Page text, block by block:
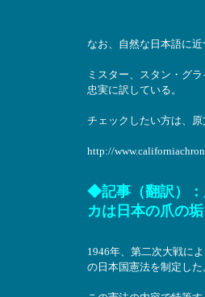
なお、自然な日本語に
ミスター、スタン・グ
忠実に訳している。
チェックしたい方は、
http://
◆記事（翻訳）：
カは日本の爪の
1946年、第二次大戦に
の日本国憲法を制定した